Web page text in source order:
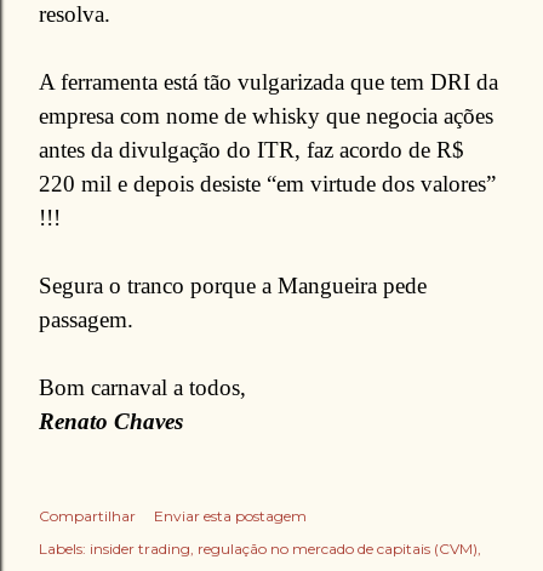
resolva.
A ferramenta está tão vulgarizada que tem DRI da
empresa com nome de whisky que negocia ações
antes da divulgação do ITR, faz acordo de R$
220 mil e depois desiste “em virtude dos valores”
!!!
Segura o tranco porque a Mangueira pede
passagem.
Bom carnaval a todos,
Renato Chaves
Compartilhar
Enviar esta postagem
Labels: insider trading regulação no mercado de capitais (CVM)